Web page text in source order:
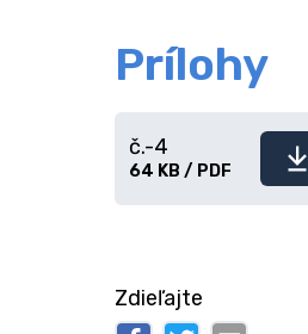
Prílohy
Stiahnuť
č.-4
64 KB / PDF
Zdieľajte